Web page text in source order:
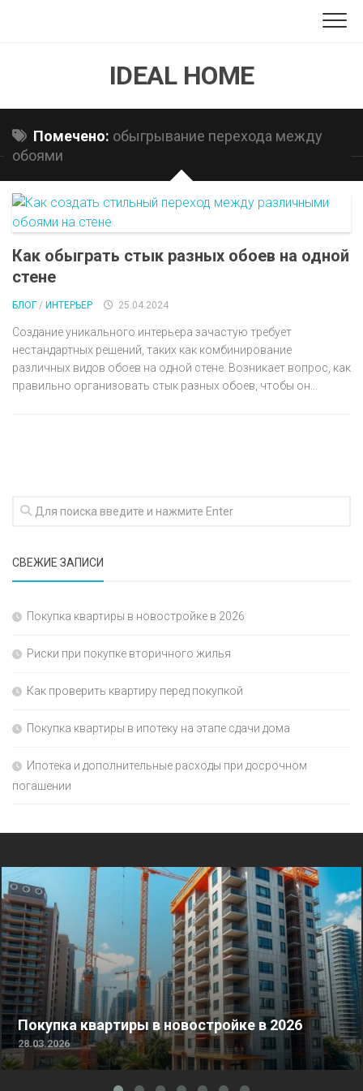
IDEAL HOME
Помечено: обыгрывание перехода между
обоями
Как обыграть стык разных обоев на одной
стене
БЛОГ / ИНТЕРЬЕР 25.04.2024
Создание уникального интерьера зачастую требует
нестандартных решений, таких как комбинирование
различных видов обоев на одной стене. Возникает вопрос, как
правильно организовать стык разных обоев, чтобы он...
СВЕЖИЕ ЗАПИСИ
Покупка квартиры в новостройке в 2026
Риски при покупке вторичного жилья
Как проверить квартиру перед покупкой
Покупка квартиры в ипотеку на этапе сдачи дома
Ипотека и дополнительные расходы при досрочном
погашении
Покупка квартиры в новостройке в 2026
28.03.2026